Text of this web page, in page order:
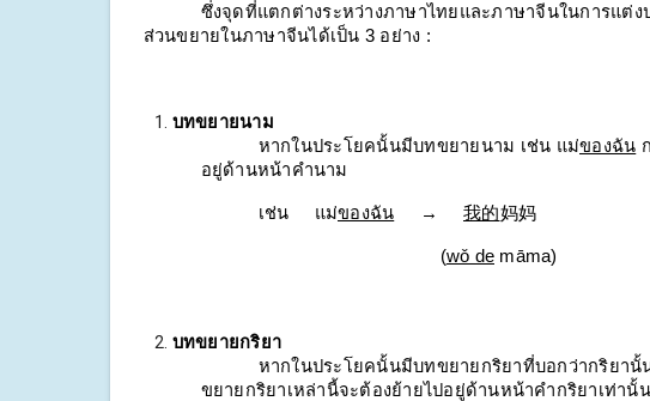
ซึ่งจุดที่แตกต่างระหว่างภาษาไทยและภาษาจีนในการแต่
ส่วนขยายในภาษาจีนได้เป็น 3 อย่าง :
บทขยายนาม
หากในประโยคนั้นมีบทขยายนาม เช่น แม่ของฉัน
อยู่ด้านหน้าคำนาม
เช่น แม่ของฉัน → 我的妈妈
(wǒ de māma)
บทขยายกริยา
หากในประโยคนั้นมีบทขยายกริยาที่บอกว่ากริยานั้
ขยายกริยาเหล่านี้จะต้องย้ายไปอยู่ด้านหน้าคำกริยาเท่านั้น